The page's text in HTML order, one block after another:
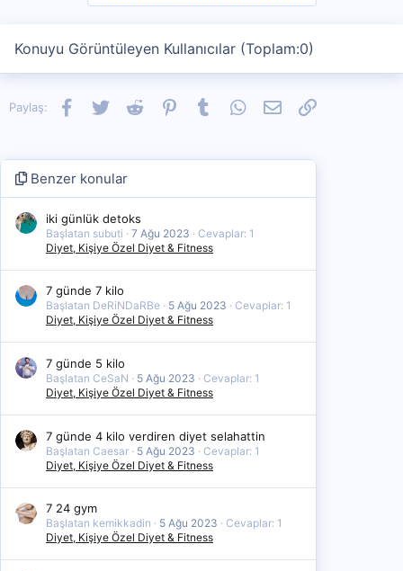
Konuyu Görüntüleyen Kullanıcılar (Toplam:0)
Paylaş: Facebook
TwitterReddit PinterestTumblrWhatsApp
E-postaLink
Benzer konular
iki günlük detoks
Başlatan subuti 7 Ağu 2023
Cevaplar: 1
Diyet, Kişiye Özel Diyet & Fitness
7 günde 7 kilo
Başlatan DeRiNDaRBe 5 Ağu 2023
Cevaplar: 1
Diyet, Kişiye Özel Diyet & Fitness
7 günde 5 kilo
Başlatan CeSaN 5 Ağu 2023
Cevaplar: 1
Diyet, Kişiye Özel Diyet & Fitness
7 günde 4 kilo verdiren diyet selahattin
Başlatan Caesar 5 Ağu 2023
Cevaplar: 1
Diyet, Kişiye Özel Diyet & Fitness
7 24 gym
Başlatan kemikkadin 5 Ağu 2023
Cevaplar: 1
Diyet, Kişiye Özel Diyet & Fitness